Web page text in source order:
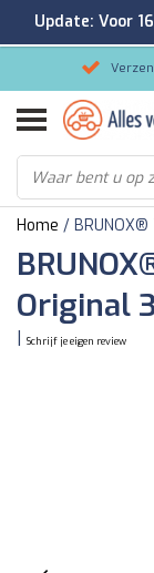
Home /
Original
Schrijf je eigen review
Update: Voor